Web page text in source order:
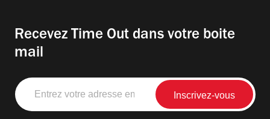
Recevez Time Out dans votre boite
mail
Entrez
votre
adresse